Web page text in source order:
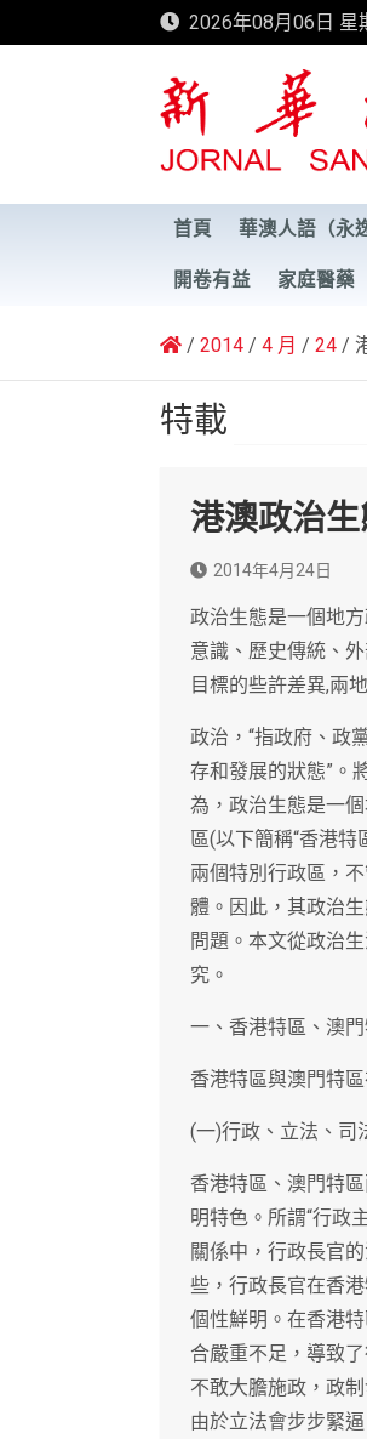
to
2026年08月06日 星
新華澳報
首頁 華澳人語（永
開卷有益 家庭醫藥
2014 4 月 24
特載
港澳政治
2014年4月24日
政治生態是一個地
意識、歷史傳統、
目標的些許差異,兩
政治，“指政府、政
存和發展的狀態”。
為，政治生態是一
區(以下簡稱“香港特
兩個特別行政區，
體。因此，其政治
問題。本文從政治
究。
一、香港特區、澳
香港特區與澳門特
(一)行政、立法、司
香港特區、澳門特
明特色。所謂“行政
關係中，行政長官
些，行政長官在香
個性鮮明。在香港
合嚴重不足，導致
不敢大膽施政，政
由於立法會步步緊